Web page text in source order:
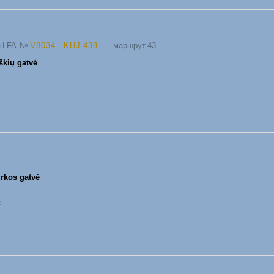
LFA № V8034 · KHJ 438 — маршрут 43
gatvė
gatvė